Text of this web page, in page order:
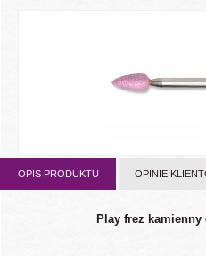
OPIS PRODUKTU OPINIE
Play frez kamienny